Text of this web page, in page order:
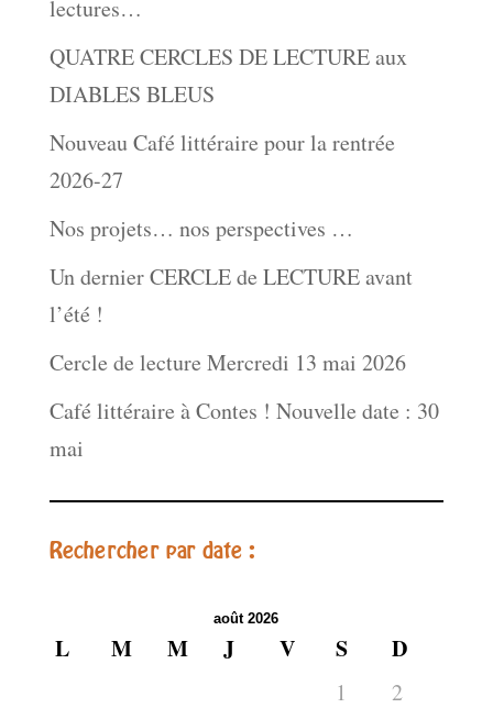
lectures…
QUATRE CERCLES DE LECTURE aux
DIABLES BLEUS
Nouveau Café littéraire pour la rentrée
2026-27
Nos projets… nos perspectives …
Un dernier CERCLE de LECTURE avant
l’été !
Cercle de lecture Mercredi 13 mai 2026
Café littéraire à Contes ! Nouvelle date : 30
mai
Rechercher par date :
août 2026
L M M J V S D
1
2